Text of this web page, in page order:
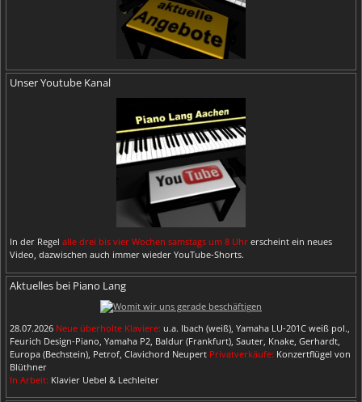
Unser Youtube Kanal
In der Regel alle drei bis vier Wochen samstags um 8 Uhr erscheint ein neues
Video, dazwischen auch immer wieder YouTube-Shorts.
Aktuelles bei Piano Lang
28.07.2026 Neue überholte Klaviere: u.a. Ibach (weiß), Yamaha LU-201C weiß pol.,
Feurich Design-Piano, Yamaha P2, Baldur (Frankfurt), Sauter, Knake, Gerhardt,
Europa (Bechstein), Petrof, Clavichord Neupert Privatverkäufe: Konzertflügel von
Blüthner
In Arbeit: Klavier Uebel & Lechleiter